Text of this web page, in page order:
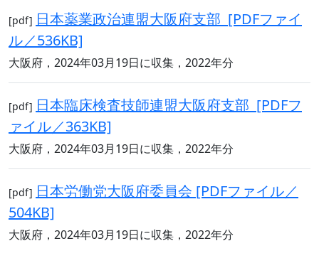
[pdf] 日本薬業政治連盟大阪府支部 [PDFファイ
ル／536KB]
大阪府，2024年03月19日に収集，2022年分
[pdf] 日本臨床検査技師連盟大阪府支部 [PDFフ
ァイル／363KB]
大阪府，2024年03月19日に収集，2022年分
[pdf] 日本労働党大阪府委員会 [PDFファイル／
504KB]
大阪府，2024年03月19日に収集，2022年分